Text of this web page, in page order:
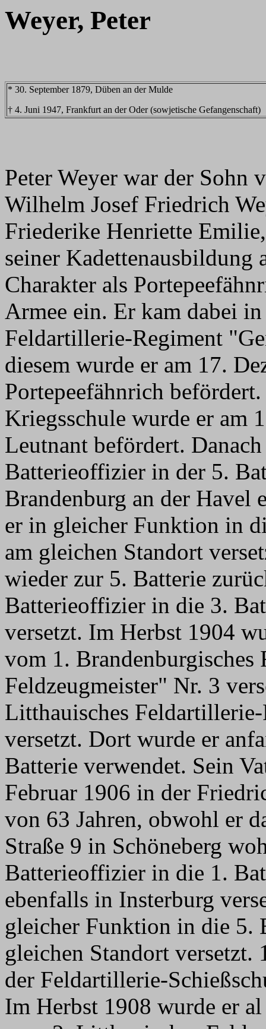
Weyer, Peter
* 30. September 1879, Düben an der Mulde
† 4. Juni 1947, Frankfurt an der Oder (sowjetische Gefangenschaft)
Peter Weyer war der
Wilhelm Josef Friedrich
Friederike Henriette
seiner Kadettenausbildung
Charakter als
Armee ein. Er kam dabei
Feldartillerie-Regiment
diesem wurde er am 17.
Portepeefähnrich
Kriegsschule wurde er am
Leutnant befördert.
Batterieoffizier in der 5.
Brandenburg an der Havel
er in gleicher Funktion in
am gleichen Standort
wieder zur 5. Batterie
Batterieoffizier in die 3.
versetzt. Im Herbst 1904
vom 1.
Feldzeugmeister" Nr. 3
Litthauisches
versetzt. Dort wurde er
Batterie verwendet. Sein
Februar 1906 in der
von 63 Jahren, obwohl er
Straße 9 in Schöneberg
Batterieoffizier in die 1.
ebenfalls in Insterburg
gleicher Funktion in die 5.
gleichen Standort
der Feldartillerie-
Im Herbst 1908 wurde er